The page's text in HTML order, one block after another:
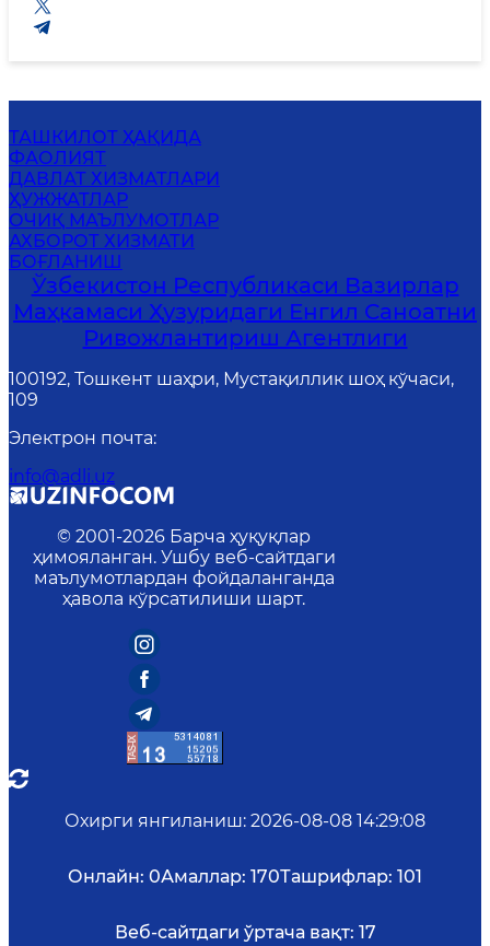
ТАШКИЛОТ ҲАҚИДА
ФАОЛИЯТ
ДАВЛАТ ХИЗМАТЛАРИ
ҲУЖЖАТЛАР
ОЧИҚ МАЪЛУМОТЛАР
АХБОРОТ ХИЗМАТИ
БОҒЛАНИШ
Ўзбекистон Республикаси Вазирлар
Маҳкамаси Ҳузуридаги Енгил Саноатни
Ривожлантириш Агентлиги
100192, Тошкент шаҳри, Мустақиллик шоҳ кўчаси,
109
Электрон почта:
info@adli.uz
© 2001-2026 Барча ҳуқуқлар
ҳимояланган. Ушбу веб-сайтдаги
маълумотлардан фойдаланганда
ҳавола кўрсатилиши шарт.
Охирги янгиланиш: 2026-08-08 14:29:08
Онлайн: 0Амаллар: 170Ташрифлар: 101
Веб-сайтдаги ўртача вақт: 17